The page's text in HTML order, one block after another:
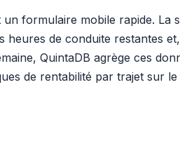
formulaire mobile rapide. La
heures de conduite restantes
QuintaDB agrège ces
de rentabilité par trajet sur